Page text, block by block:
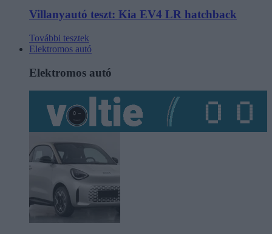
Villanyautó teszt: Kia EV4 LR hatchback
További tesztek
Elektromos autó
Elektromos autó